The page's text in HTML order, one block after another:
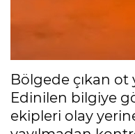
Bölgede çıkan
Edinilen bilgiye
ekipleri olay